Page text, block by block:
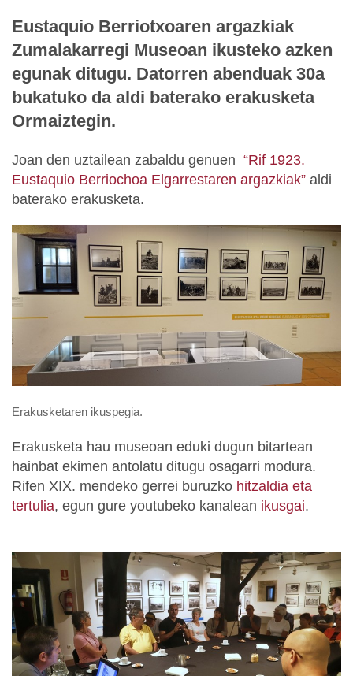
Eustaquio Berriotxoaren argazkiak
Zumalakarregi Museoan ikusteko azken
egunak ditugu. Datorren abenduak 30a
bukatuko da aldi baterako erakusketa
Ormaiztegin.
Joan den uztailean zabaldu genuen “Rif 1923.
Eustaquio Berriochoa Elgarrestaren argazkiak” aldi
baterako erakusketa.
Erakusketaren ikuspegia.
Erakusketa hau museoan eduki dugun bitartean
hainbat ekimen antolatu ditugu osagarri modura.
Rifen XIX. mendeko gerrei buruzko hitzaldia eta
tertulia, egun gure youtubeko kanalean ikusgai.